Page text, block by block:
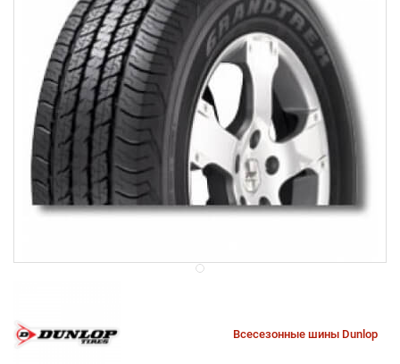
Всесезонные шины Dunlop